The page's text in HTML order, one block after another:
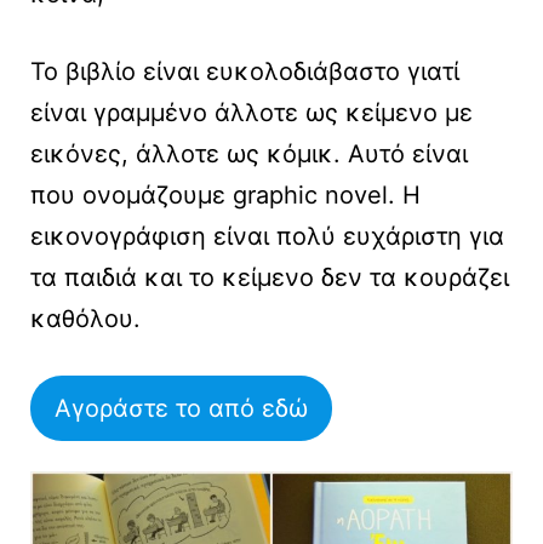
Το βιβλίο είναι ευκολοδιάβαστο γιατί
είναι γραμμένο άλλοτε ως κείμενο με
εικόνες, άλλοτε ως κόμικ. Αυτό είναι
που ονομάζουμε graphic novel. Η
εικονογράφιση είναι πολύ ευχάριστη για
τα παιδιά και το κείμενο δεν τα κουράζει
καθόλου.
Αγοράστε το από εδώ